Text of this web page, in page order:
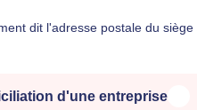
dit l'adresse postale du siège
d'une entreprise